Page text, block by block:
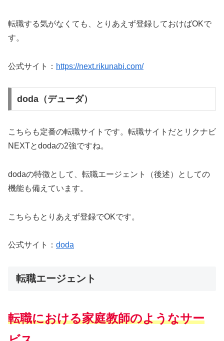
転職する気がなくても、とりあえず登録しておけばOKで
す。
公式サイト： https://next.rikunabi.com/
doda（デューダ）
こちらも定番の転職サイトです。転職サイトだとリクナビ
NEXTとdodaの2強ですね。
dodaの特徴として、転職エージェント（後述）としての
機能も備えています。
こちらもとりあえず登録でOKです。
公式サイト： doda
転職エージェント
転職における家庭教師のようなサー